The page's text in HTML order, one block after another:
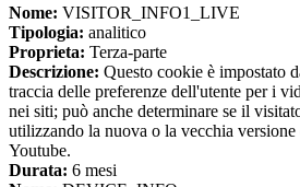
Nome: VISITOR_INFO1_LIVE
Tipologia: analitico
Proprieta: Terza-parte
Descrizione: Questo cookie è impostato
traccia delle preferenze dell'utente per i
nei siti; può anche determinare se il
utilizzando la nuova o la vecchia
Youtube.
Durata: 6 mesi